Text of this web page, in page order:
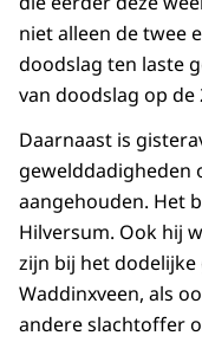
niet alleen de twee
doodslag ten laste
van doodslag op de
Daarnaast is
gewelddadigheden
aangehouden. Het
Hilversum. Ook hij
zijn bij het
Waddinxveen, als
andere slachtoffer